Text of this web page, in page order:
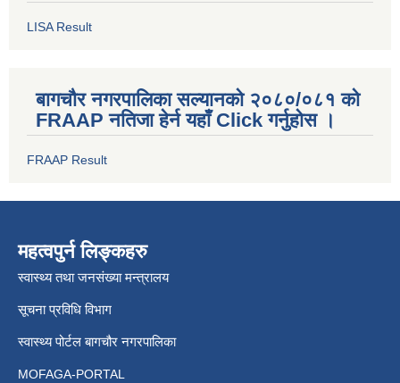
LISA Result
बागचौर नगरपालिका सल्यानको २०८०/०८१ को
FRAAP नतिजा हेर्न यहाँ Click गर्नुहोस ।
FRAAP Result
महत्वपुर्न लिङ्कहरु
स्वास्थ्य तथा जनसंख्या मन्त्रालय
सूचना प्रविधि विभाग
स्वास्थ्य पोर्टल बागचौर नगरपालिका
MOFAGA-PORTAL